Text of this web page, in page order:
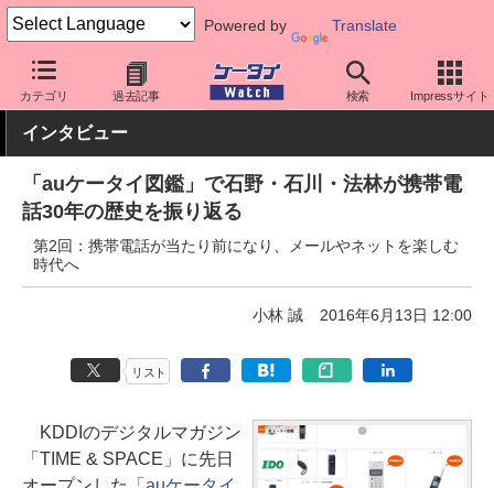
Powered by Translate
カテゴリ 過去記事 検索 Impressサイト
ケータイ Watch 業界動向 その他
インタビュー
「auケータイ図鑑」で石野・石川・法林が携帯電
話30年の歴史を振り返る
第2回：携帯電話が当たり前になり、メールやネットを楽しむ
時代へ
小林 誠 2016年6月13日 12:00
リスト
KDDIのデジタルマガジン
「TIME & SPACE」に先日